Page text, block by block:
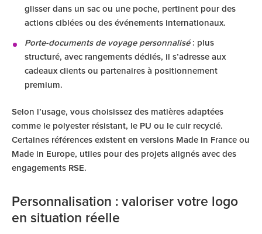
glisser dans un sac ou une poche, pertinent pour des
actions ciblées ou des événements internationaux.
Porte-documents de voyage personnalisé: plus
structuré, avec rangements dédiés, il s’adresse aux
cadeaux clients ou partenaires à positionnement
premium.
Selon l’usage, vous choisissez des matières adaptées
comme le polyester résistant, le PU ou le cuir recyclé.
Certaines références existent en versions Made in France ou
Made in Europe, utiles pour des projets alignés avec des
engagements RSE.
Personnalisation : valoriser votre logo
en situation réelle